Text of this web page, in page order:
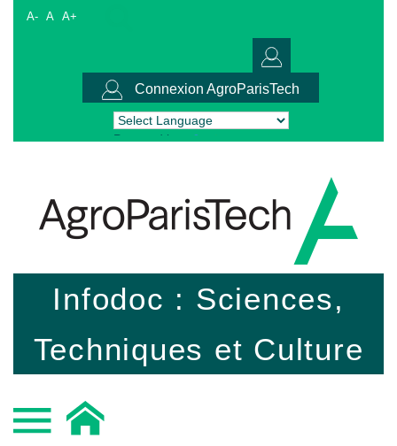
A- A A+
Connexion AgroParisTech
Powered by Translate
Infodoc : Sciences,
Techniques et Culture